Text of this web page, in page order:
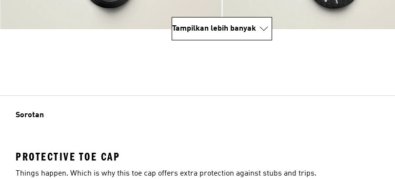
Tampilkan lebih banyak
Sorotan
PROTECTIVE TOE CAP
Things happen. Which is why this toe cap offers extra protection against stubs and trips.